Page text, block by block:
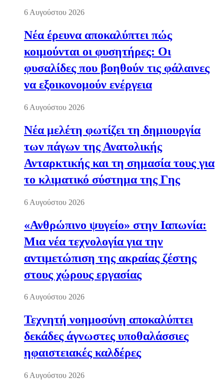
6 Αυγούστου 2026
Νέα έρευνα αποκαλύπτει πώς
κοιμούνται οι φυσητήρες: Οι
φυσαλίδες που βοηθούν τις φάλαινες
να εξοικονομούν ενέργεια
6 Αυγούστου 2026
Νέα μελέτη φωτίζει τη δημιουργία
των πάγων της Ανατολικής
Ανταρκτικής και τη σημασία τους για
το κλιματικό σύστημα της Γης
6 Αυγούστου 2026
«Ανθρώπινο ψυγείο» στην Ιαπωνία:
Μια νέα τεχνολογία για την
αντιμετώπιση της ακραίας ζέστης
στους χώρους εργασίας
6 Αυγούστου 2026
Τεχνητή νοημοσύνη αποκαλύπτει
δεκάδες άγνωστες υποθαλάσσιες
ηφαιστειακές καλδέρες
6 Αυγούστου 2026